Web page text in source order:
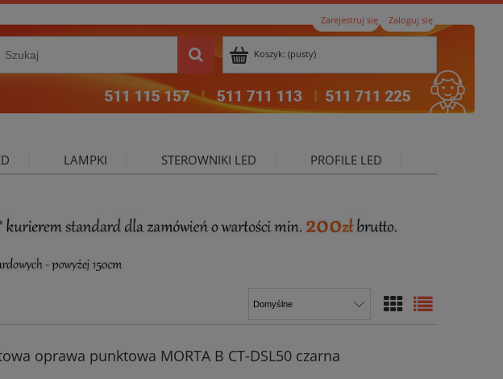
Zarejestruj się Zaloguj się
Koszyk: (pusty)
LAMPKI STEROWNIKI LED PROFILE LED
oprawa punktowa MORTA B CT-DSL50 czarna